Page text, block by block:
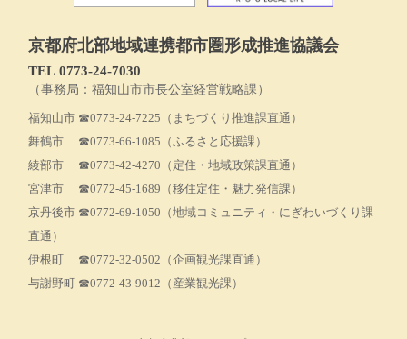
京都府北部地域連携都市圏形成推進協議会
TEL 0773‐24-7030
（事務局：福知山市市長公室経営戦略課）
福知山市 ☎0773-24-7225 （まちづくり推進課直通）
舞鶴市 ☎0773-66-1085 （ふるさと応援課）
綾部市 ☎0773-42-4270 （定住・地域政策課直通）
宮津市 ☎0772-45-1689 （移住定住・魅力発信課）
京丹後市 ☎0772-69-1050 （地域コミュニティ・にぎわいづくり課
直通）
伊根町 ☎0772-32-0502 （企画観光課直通）
与謝野町 ☎0772-43-9012 （産業観光課）